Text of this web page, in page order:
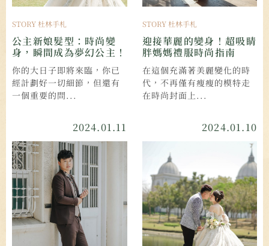
STORY 杜林手札
公主新娘髮型：時尚變
身，瞬間成為夢幻公主！
你的大日子即將來臨，你已
經計劃好一切細節，但還有
一個重要的問...
STORY 杜林手札
迎接華麗的變身！超吸睛
胖媽媽禮服時尚指南
在這個充滿著美麗變化的時
代，不再僅有瘦瘦的模特走
在時尚封面上...
2024.01.11 2024.01.10